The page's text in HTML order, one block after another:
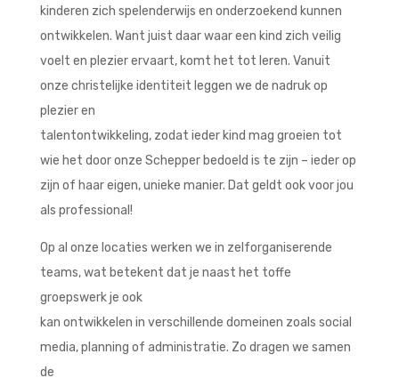
kinderen zich spelenderwijs en onderzoekend kunnen
ontwikkelen. Want juist daar waar een kind zich veilig
voelt en plezier ervaart, komt het tot leren. Vanuit
onze christelijke identiteit leggen we de nadruk op
plezier en
talentontwikkeling, zodat ieder kind mag groeien tot
wie het door onze Schepper bedoeld is te zijn – ieder op
zijn of haar eigen, unieke manier. Dat geldt ook voor jou
als professional!
Op al onze locaties werken we in zelforganiserende
teams, wat betekent dat je naast het toffe
groepswerk je ook
kan ontwikkelen in verschillende domeinen zoals social
media, planning of administratie. Zo dragen we samen
de